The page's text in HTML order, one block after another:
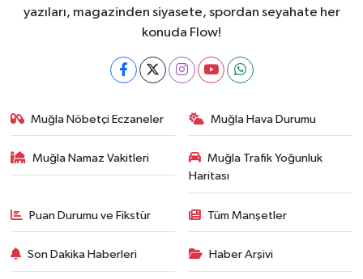
yazıları, magazinden siyasete, spordan seyahate her
konuda Flow!
Muğla Nöbetçi Eczaneler Muğla Hava Durumu
Muğla Namaz Vakitleri
Muğla Trafik Yoğunluk
Haritası
Puan Durumu ve Fikstür Tüm Manşetler
Son Dakika Haberleri Haber Arşivi